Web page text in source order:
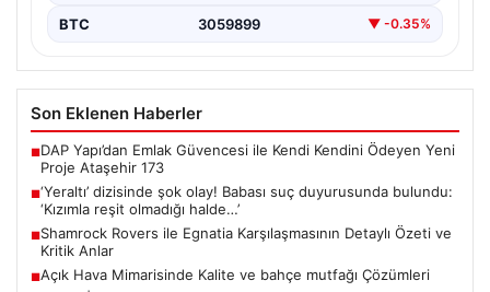
BTC 3059899 ▼ -0.35%
Son Eklenen Haberler
■DAP Yapı’dan Emlak Güvencesi ile Kendi Kendini Ödeyen Yeni
Proje Ataşehir 173
■‘Yeraltı’ dizisinde şok olay! Babası suç duyurusunda bulundu:
‘Kızımla reşit olmadığı halde…’
■Shamrock Rovers ile Egnatia Karşılaşmasının Detaylı Özeti ve
Kritik Anlar
■Açık Hava Mimarisinde Kalite ve bahçe mutfağı Çözümleri